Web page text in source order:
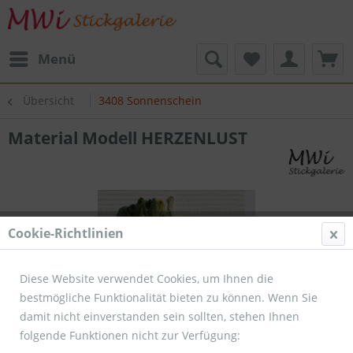
Menü
Übersicht 3408 Sonnenschein
Material Modell HERZENLUST
Cookie-Richtlinien
Diese Website verwendet Cookies, um Ihnen die
bestmögliche Funktionalität bieten zu können. Wenn Sie
damit nicht einverstanden sein sollten, stehen Ihnen
folgende Funktionen nicht zur Verfügung: